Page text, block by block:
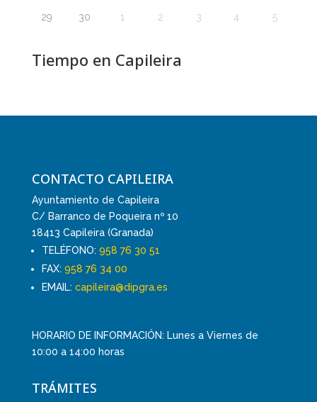
29 30 1 2 3 4 5
Tiempo en Capileira
CONTACTO CAPILEIRA
Ayuntamiento de Capileira
C/ Barranco de Poqueira nº 10
18413 Capileira (Granada)
TELÉFONO: 958 76 30 51
FAX: 958 76 34 00
EMAIL: capileira@dipgra.es
HORARIO DE INFORMACIÓN: Lunes a Viernes de
10:00 a 14:00 horas
TRÁMITES